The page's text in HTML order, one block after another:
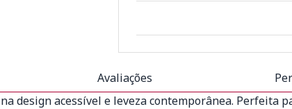
Avaliações
design acessível e leveza contemporânea. Perfeita